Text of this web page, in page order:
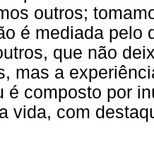
outros;
é mediada pelo
que não
mas a
é composto por
vida, com